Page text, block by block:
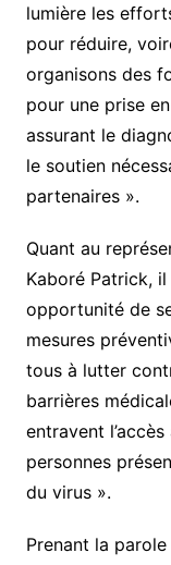
lumière les
pour réduire,
organisons des
pour une prise
assurant le
le soutien
partenaires ».
Quant au
Kaboré Patrick,
opportunité de
mesures
tous à lutter
barrières
entravent
personnes
du virus ».
Prenant la